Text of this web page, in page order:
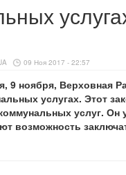
09 Ноя 2017 - 22:57
9 ноября, Верховная
услугах. Этот
услуг.
возможность